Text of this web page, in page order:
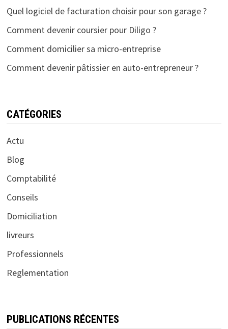
Quel logiciel de facturation choisir pour son garage ?
Comment devenir coursier pour Diligo ?
Comment domicilier sa micro-entreprise
Comment devenir pâtissier en auto-entrepreneur ?
CATÉGORIES
Actu
Blog
Comptabilité
Conseils
Domiciliation
livreurs
Professionnels
Reglementation
PUBLICATIONS RÉCENTES